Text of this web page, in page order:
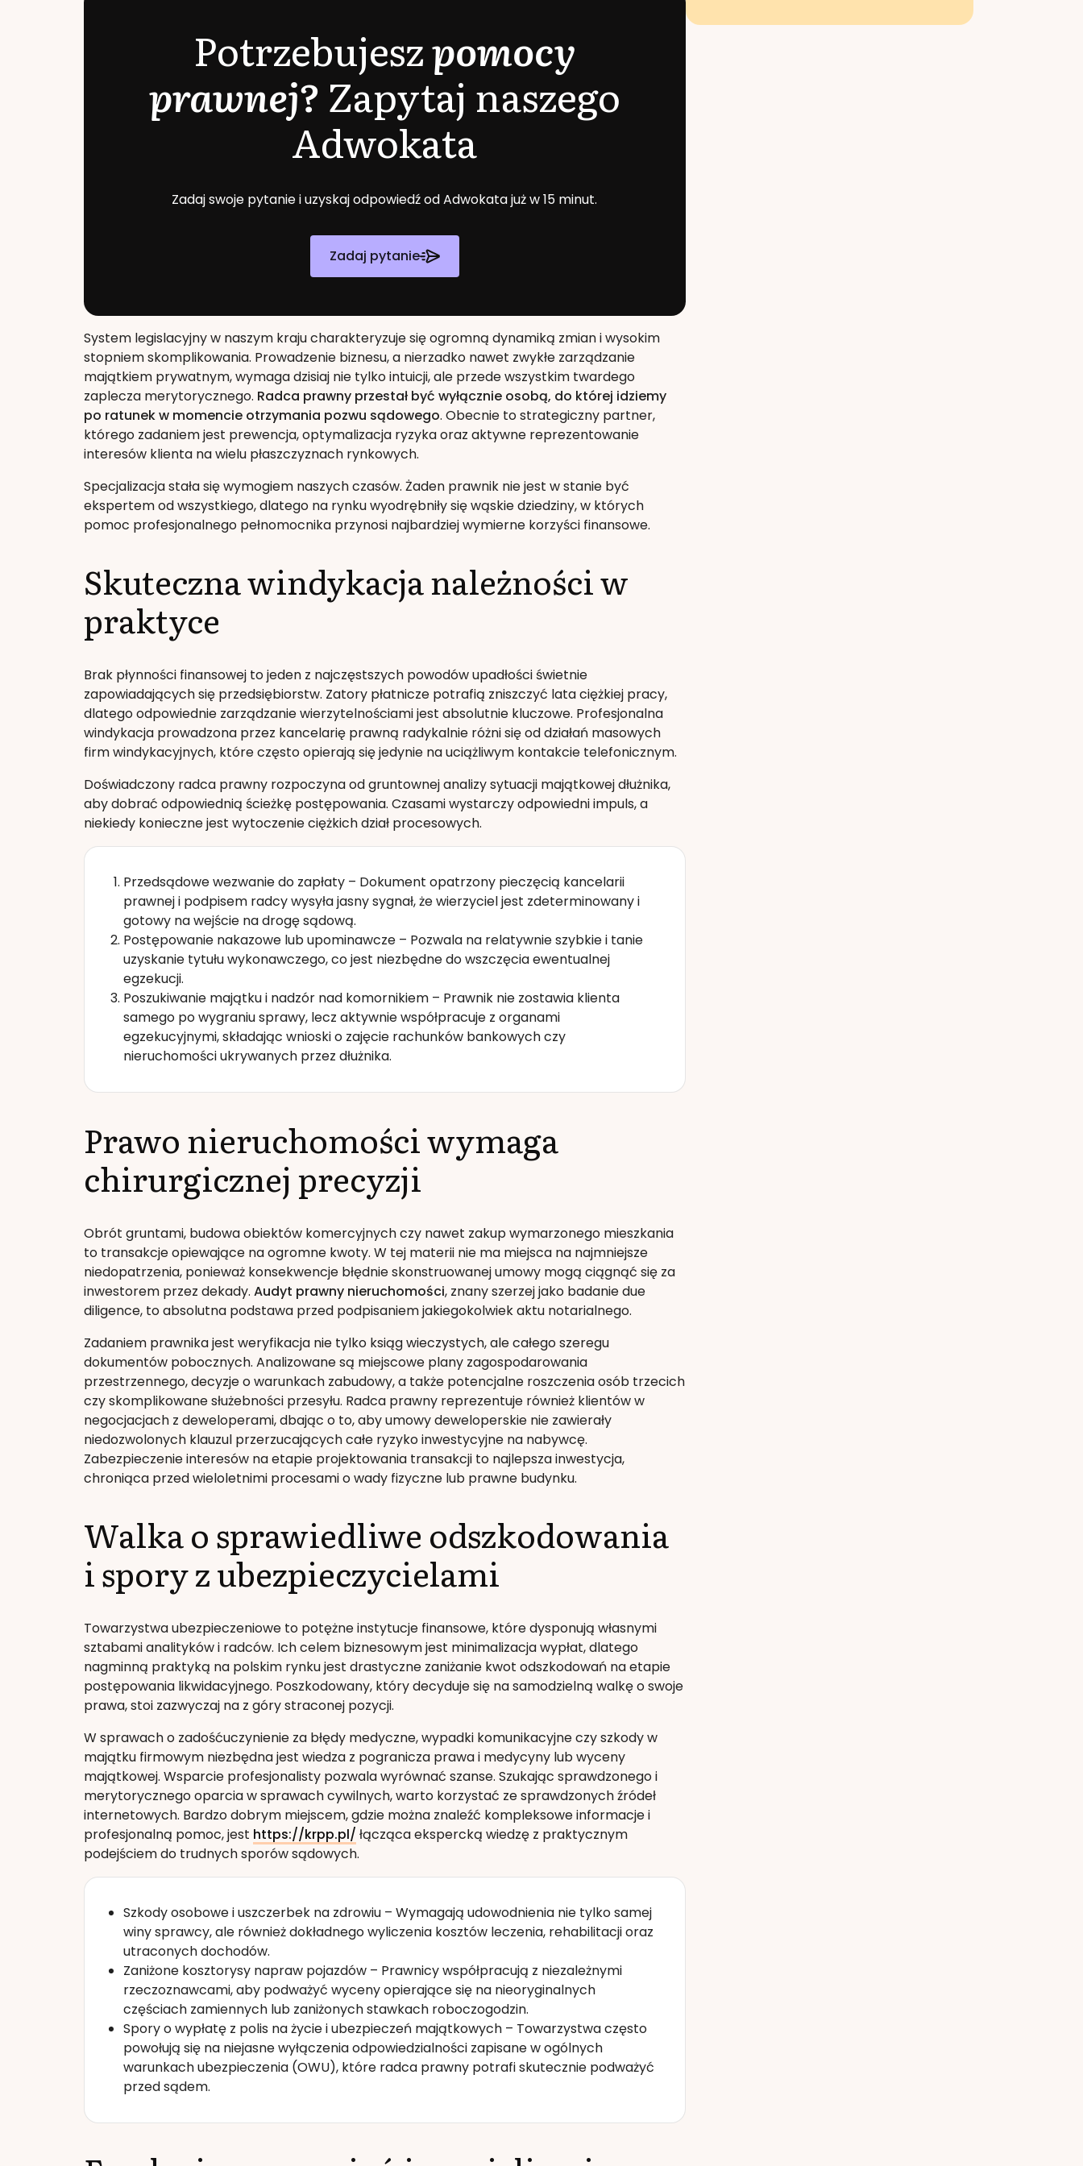
Potrzebujeszpomocy
prawnej?Zapytaj naszego
Adwokata
Zadaj swoje pytanie i uzyskaj odpowiedź od Adwokata już w 15 minut.
Zadaj pytanie
System legislacyjny w naszym kraju charakteryzuje się ogromną dynamiką zmian i wysokim
stopniem skomplikowania. Prowadzenie biznesu, a nierzadko nawet zwykłe zarządzanie
majątkiem prywatnym, wymaga dzisiaj nie tylko intuicji, ale przede wszystkim twardego
zaplecza merytorycznego. Radca prawny przestał być wyłącznie osobą, do której idziemy
po ratunek w momencie otrzymania pozwu sądowego. Obecnie to strategiczny partner,
którego zadaniem jest prewencja, optymalizacja ryzyka oraz aktywne reprezentowanie
interesów klienta na wielu płaszczyznach rynkowych.
Specjalizacja stała się wymogiem naszych czasów. Żaden prawnik nie jest w stanie być
ekspertem od wszystkiego, dlatego na rynku wyodrębniły się wąskie dziedziny, w których
pomoc profesjonalnego pełnomocnika przynosi najbardziej wymierne korzyści finansowe.
Skuteczna windykacja należności w
praktyce
Brak płynności finansowej to jeden z najczęstszych powodów upadłości świetnie
zapowiadających się przedsiębiorstw. Zatory płatnicze potrafią zniszczyć lata ciężkiej pracy,
dlatego odpowiednie zarządzanie wierzytelnościami jest absolutnie kluczowe. Profesjonalna
windykacja prowadzona przez kancelarię prawną radykalnie różni się od działań masowych
firm windykacyjnych, które często opierają się jedynie na uciążliwym kontakcie telefonicznym.
Doświadczony radca prawny rozpoczyna od gruntownej analizy sytuacji majątkowej dłużnika,
aby dobrać odpowiednią ścieżkę postępowania. Czasami wystarczy odpowiedni impuls, a
niekiedy konieczne jest wytoczenie ciężkich dział procesowych.
Przedsądowe wezwanie do zapłaty – Dokument opatrzony pieczęcią kancelarii
prawnej i podpisem radcy wysyła jasny sygnał, że wierzyciel jest zdeterminowany i
gotowy na wejście na drogę sądową.
Postępowanie nakazowe lub upominawcze – Pozwala na relatywnie szybkie i tanie
uzyskanie tytułu wykonawczego, co jest niezbędne do wszczęcia ewentualnej
egzekucji.
Poszukiwanie majątku i nadzór nad komornikiem – Prawnik nie zostawia klienta
samego po wygraniu sprawy, lecz aktywnie współpracuje z organami
egzekucyjnymi, składając wnioski o zajęcie rachunków bankowych czy
nieruchomości ukrywanych przez dłużnika.
Prawo nieruchomości wymaga
chirurgicznej precyzji
Obrót gruntami, budowa obiektów komercyjnych czy nawet zakup wymarzonego mieszkania
to transakcje opiewające na ogromne kwoty. W tej materii nie ma miejsca na najmniejsze
niedopatrzenia, ponieważ konsekwencje błędnie skonstruowanej umowy mogą ciągnąć się za
inwestorem przez dekady. Audyt prawny nieruchomości, znany szerzej jako badanie due
diligence, to absolutna podstawa przed podpisaniem jakiegokolwiek aktu notarialnego.
Zadaniem prawnika jest weryfikacja nie tylko ksiąg wieczystych, ale całego szeregu
dokumentów pobocznych. Analizowane są miejscowe plany zagospodarowania
przestrzennego, decyzje o warunkach zabudowy, a także potencjalne roszczenia osób trzecich
czy skomplikowane służebności przesyłu. Radca prawny reprezentuje również klientów w
negocjacjach z deweloperami, dbając o to, aby umowy deweloperskie nie zawierały
niedozwolonych klauzul przerzucających całe ryzyko inwestycyjne na nabywcę.
Zabezpieczenie interesów na etapie projektowania transakcji to najlepsza inwestycja,
chroniąca przed wieloletnimi procesami o wady fizyczne lub prawne budynku.
Walka o sprawiedliwe odszkodowania
i spory z ubezpieczycielami
Towarzystwa ubezpieczeniowe to potężne instytucje finansowe, które dysponują własnymi
sztabami analityków i radców. Ich celem biznesowym jest minimalizacja wypłat, dlatego
nagminną praktyką na polskim rynku jest drastyczne zaniżanie kwot odszkodowań na etapie
postępowania likwidacyjnego. Poszkodowany, który decyduje się na samodzielną walkę o swoje
prawa, stoi zazwyczaj na z góry straconej pozycji.
W sprawach o zadośćuczynienie za błędy medyczne, wypadki komunikacyjne czy szkody w
majątku firmowym niezbędna jest wiedza z pogranicza prawa i medycyny lub wyceny
majątkowej. Wsparcie profesjonalisty pozwala wyrównać szanse. Szukając sprawdzonego i
merytorycznego oparcia w sprawach cywilnych, warto korzystać ze sprawdzonych źródeł
internetowych. Bardzo dobrym miejscem, gdzie można znaleźć kompleksowe informacje i
profesjonalną pomoc, jest https://krpp.pl/ łącząca ekspercką wiedzę z praktycznym
podejściem do trudnych sporów sądowych.
Szkody osobowe i uszczerbek na zdrowiu – Wymagają udowodnienia nie tylko samej
winy sprawcy, ale również dokładnego wyliczenia kosztów leczenia, rehabilitacji oraz
utraconych dochodów.
Zaniżone kosztorysy napraw pojazdów – Prawnicy współpracują z niezależnymi
rzeczoznawcami, aby podważyć wyceny opierające się na nieoryginalnych
częściach zamiennych lub zaniżonych stawkach roboczogodzin.
Spory o wypłatę z polis na życie i ubezpieczeń majątkowych – Towarzystwa często
powołują się na niejasne wyłączenia odpowiedzialności zapisane w ogólnych
warunkach ubezpieczenia (OWU), które radca prawny potrafi skutecznie podważyć
przed sądem.